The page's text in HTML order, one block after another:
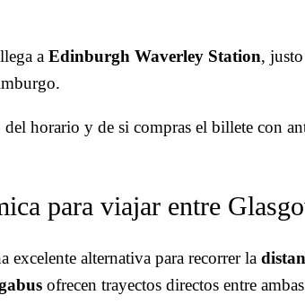
a Edinburgh Waverley Station,
horario y de si compras el billete con
para viajar entre
excelente alternativa para recorrer la
ofrecen trayectos directos entre